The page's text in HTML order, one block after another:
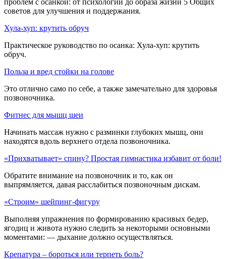
советов для улучшения и поддержания.
Хула-хуп: крутить обруч
Практическое руководство по осанка: Хула-хуп: крутить
обруч.
Польза и вред стойки на голове
Это отлично само по себе, а также замечательно для здоровья
позвоночника.
Фитнес для мышц шеи
Начинать массаж нужно с разминки глубоких мышц, они
находятся вдоль верхнего отдела позвоночника.
«Прихватывает» спину? Простая гимнастика избавит от боли!
Обратите внимание на позвоночник и то, как он
выпрямляется, давая расслабиться позвоночным дискам.
«Строим» шейпинг-фигуру
Выполняя упражнения по формированию красивых бедер,
ягодиц и живота нужно следить за некоторыми основными
моментами: — дыхание должно осуществляться.
Крепатура – бороться или терпеть боль?